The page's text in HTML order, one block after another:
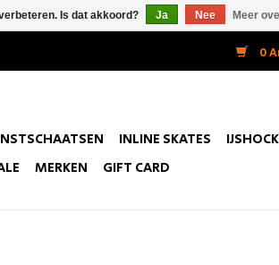
0
INLINE SKATES
MERKEN GIFT CARD
Is dat akkoord? Ja Nee Meer